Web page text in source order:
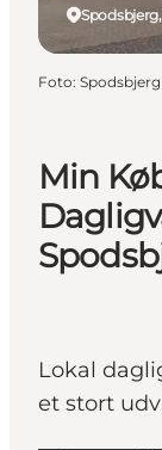
Min
Lokal
et stort
Foto: